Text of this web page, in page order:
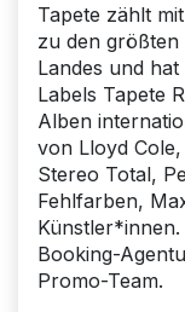
Tapete zählt
zu den größten
Landes und
Labels Tapete
Alben
von Lloyd
Stereo Total,
Fehlfarben,
Booking-
Promo-Team.